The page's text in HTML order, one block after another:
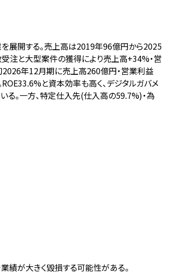
を展開する。売上高は2019年96億円から2025
注と大型案件の獲得により売上高+34%・営
年12月期に売上高260億円・営業利益
と資本効率も高く、デジタルガバメ
る。一方、特定仕入先(仕入高の59.7%)・為
が大きく毀損する可能性がある。